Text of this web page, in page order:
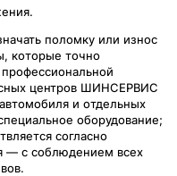
поломку или износ
которые точно
центров ШИНСЕРВИС
и отдельных
оборудование;
согласно
— с соблюдением всех